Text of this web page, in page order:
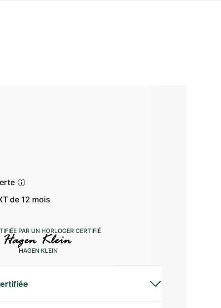
de 12 mois
PAR UN HORLOGER CERTIFIÉ
HAGEN KLEIN